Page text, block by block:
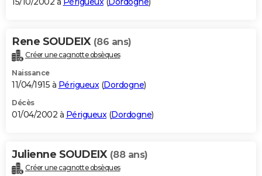
Rene SOUDEIX (86 ans)
Créer une cagnotte obsèques
Naissance
11/04/1915 à Périgueux(Dordogne)
Décès
01/04/2002 à Périgueux(Dordogne)
Julienne SOUDEIX (88 ans)
Créer une cagnotte obsèques